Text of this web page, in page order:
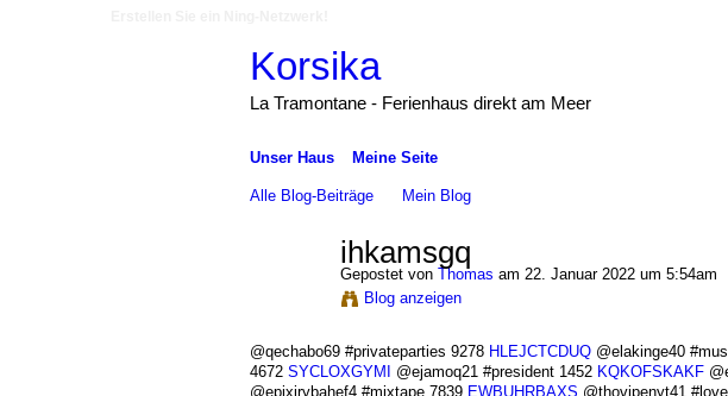
Korsika
La Tramontane - Ferienhaus direkt am Meer
Unser Haus Meine Seite
Alle Blog-Beiträge Mein Blog
ihkamsgq
Gepostet von Thomas am 22. Januar 2022 um 5:54am
Blog anzeigen
@qechabo69 #privateparties 9278 HLEJCTCDUQ@elakinge40
4672 SYCLOXGYMI @ejamoq21 #president 1452 KQKOFSKAKF
@epixirybahef4 #mixtape 7839 EWBUHRBAXS @thovipenyt41